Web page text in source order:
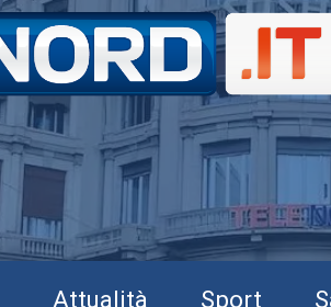
Attualità Sport